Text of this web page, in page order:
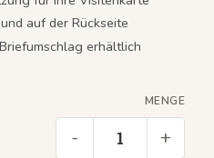
auf der Rückseite
erhältlich
MENGE
- +